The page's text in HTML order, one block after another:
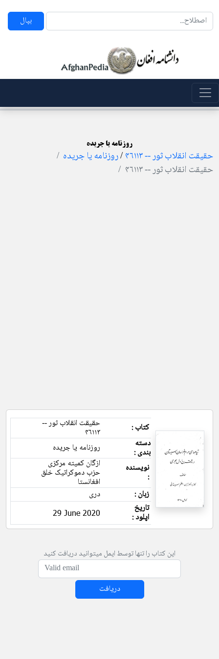
بپال
روزنامه یا جریده
حقیقت انقلاب ثور -- ۴۶۱۱۳ /روزنامه یا جریده
حقیقت انقلاب ثور -- ۴۶۱۱۳
کتاب : حقیقت انقلاب ثور --
۴۶۱۱۳
دسته
بندی :
روزنامه یا جریده
نویسنده
:
ازگان کمیته مرکزی
حزب دموکراتیک خلق
افغانستا
زبان :
دری
تاریخ
اپلود : 29 June 2020
این کتاب را تنها توسط ایمل میتوانید دریافت کنید
دریافت